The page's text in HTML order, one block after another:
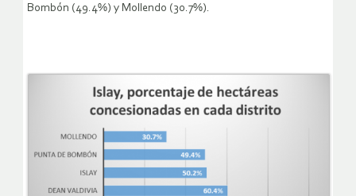
Bombón (49.4%) y Mollendo (30.7%).